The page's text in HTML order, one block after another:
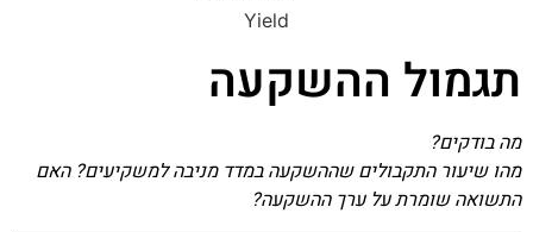
תגמול ההשקעה
מה בודקים?
מהו שיעור התקבולים שההשקעה במדד מניבה למשקיעים? האם
התשואה שומרת על ערך ההשקעה?